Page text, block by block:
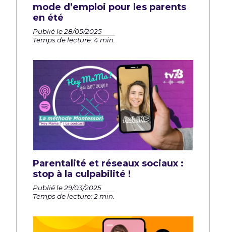
mode d’emploi pour les parents
en été
Publié le 28/05/2025
Temps de lecture: 4 min.
Parentalité et réseaux sociaux :
stop à la culpabilité !
Publié le 29/03/2025
Temps de lecture: 2 min.